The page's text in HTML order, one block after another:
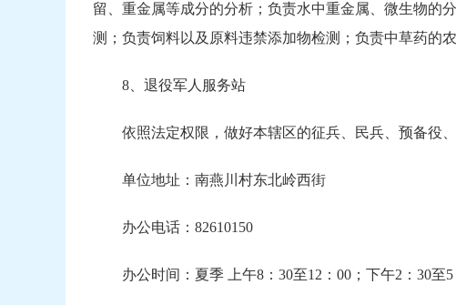
留、重金属等成分的分析；负责水中重金属、微生物的
测；负责饲料以及原料违禁添加物检测；负责中草药的
8、退役军人服务站
依照法定权限，做好本辖区的征兵、民兵、预备役
单位地址：南燕川村东北岭西街
办公电话：82610150
办公时间：夏季 上午8：30至12：00；下午2：30至